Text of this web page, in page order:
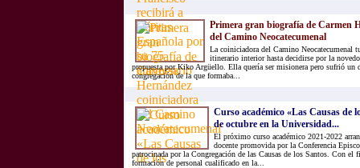
Primera gran biografía de Carmen
del Camino Neocatecumenal
La coiniciadora del Camino Neocatecumenal
itinerario interior hasta decidirse por la
propuesta por Kiko Argüello. Ella quería ser misionera pero sufrió un
congregación de la que formaba...
Curso académico «Las Causas de
de octubre en la Universidad...
El próximo curso académico 2021-2022
docente promovida por la Conferencia
patrocinada por la Congregación de las Causas de los Santos. Con el
formación de personal cualificado en la...